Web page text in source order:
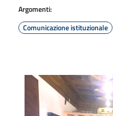
Argomenti:
Comunicazione istituzionale